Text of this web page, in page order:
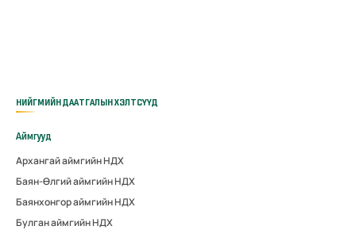
НИЙГМИЙН ДААТГАЛЫН ХЭЛТСҮҮД
Аймгууд
Архангай аймгийн НДХ
Баян-Өлгий аймгийн НДХ
Баянхонгор аймгийн НДХ
Булган аймгийн НДХ